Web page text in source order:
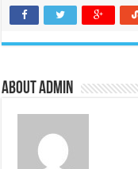
About admin